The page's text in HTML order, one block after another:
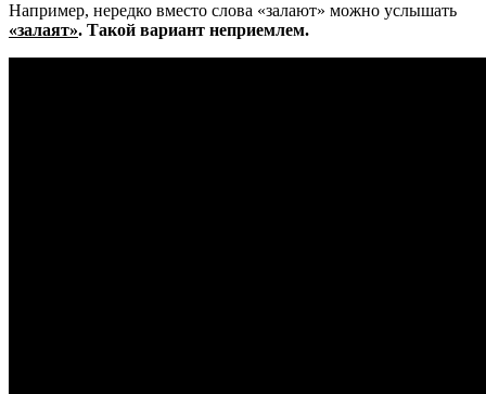
Например, нередко вместо слова «залают» можно услышать
«залаят». Такой вариант неприемлем.